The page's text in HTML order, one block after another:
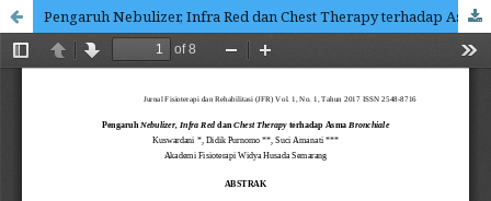
Pengaruh Nebulizer, Infra Red dan Chest Therapy terhadap Asma Bronchiale